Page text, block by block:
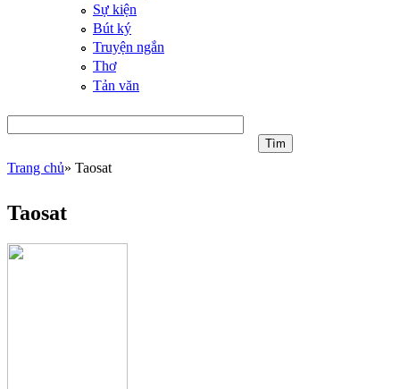
Sự kiện
Bút ký
Truyện ngắn
Thơ
Tản văn
Trang chủ» Taosat
Taosat